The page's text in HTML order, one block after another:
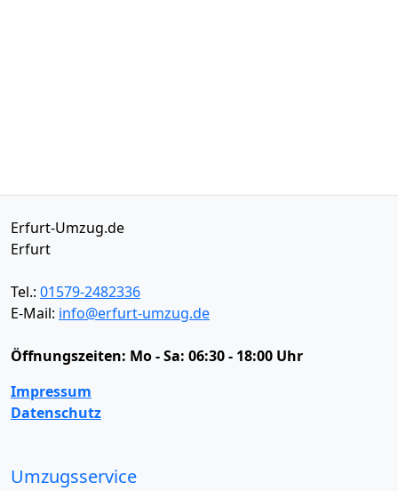
Erfurt-Umzug.de
Erfurt
Tel.: 01579-2482336
E-Mail: info@erfurt-umzug.de
Öffnungszeiten: Mo - Sa: 06:30 - 18:00 Uhr
Impressum
Datenschutz
Umzugsservice